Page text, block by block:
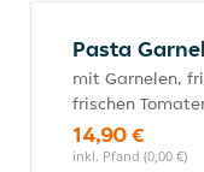
Pasta
mit Garnelen,
frischen
14,90 €
inkl. Pfand (0,00 €)